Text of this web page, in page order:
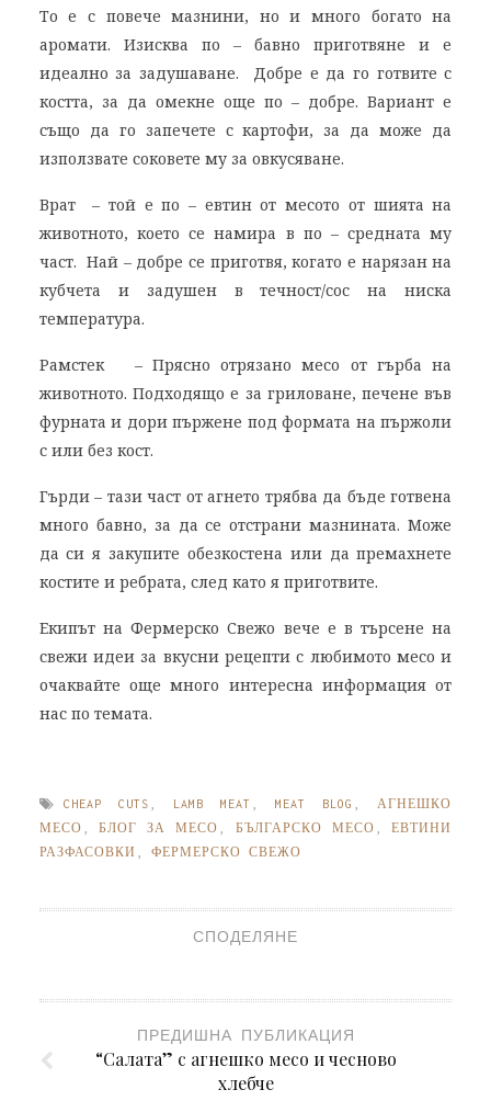
То е с повече мазнини, но и много богато на
аромати. Изисква по – бавно приготвяне и е
идеално за задушаване. Добре е да го готвите с
костта, за да омекне още по – добре. Вариант е
също да го запечете с картофи, за да може да
използвате соковете му за овкусяване.
Врат – той е по – евтин от месото от шията на
животното, което се намира в по – средната му
част. Най – добре се приготвя, когато е нарязан на
кубчета и задушен в течност/сос на ниска
температура.
Рамстек – Прясно отрязано месо от гърба на
животното. Подходящо е за гриловане, печене във
фурната и дори пържене под формата на пържоли
с или без кост.
Гърди – тази част от агнето трябва да бъде готвена
много бавно, за да се отстрани мазнината. Може
да си я закупите обезкостена или да премахнете
костите и ребрата, след като я приготвите.
Екипът на Фермерско Свежо вече е в търсене на
свежи идеи за вкусни рецепти с любимото месо и
очаквайте още много интересна информация от
нас по темата.
CHEAP CUTS LAMB MEAT ,MEAT BLOG
АГНЕШКО
МЕСО ,БЛОГ ЗА МЕСО БЪЛГАРСКО МЕСО ,ЕВТИНИ
РАЗФАСОВКИ
ФЕРМЕРСКО СВЕЖО
СПОДЕЛЯНЕ
ПРЕДИШНА ПУБЛИКАЦИЯ
“Салата” с агнешко месо и чесново
хлебче